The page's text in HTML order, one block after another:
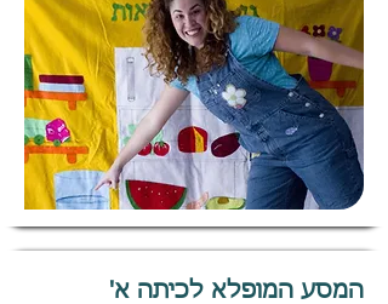
המסע המופלא לכיתה א'